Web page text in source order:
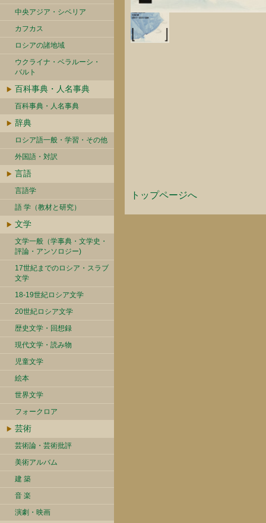
中央アジア・シベリア
カフカス
ロシアの諸地域
ウクライナ・ベラルーシ・
バルト
百科事典・人名事典
百科事典・人名事典
辞典
ロシア語一般・学習・その他
外国語・対訳
言語
言語学
語 学（教材と研究）
文学
文学一般（学事典・文学史・
評論・アンソロジー)
17世紀までのロシア・スラブ
文学
18-19世紀ロシア文学
20世紀ロシア文学
歴史文学・回想録
現代文学・読み物
児童文学
絵本
世界文学
フォークロア
芸術
芸術論・芸術批評
美術アルバム
建 築
音 楽
演劇・映画
トップページへ